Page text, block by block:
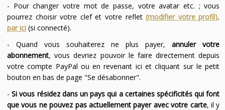
- Pour changer votre mot de passe, votre avatar etc. ; vous
pourrez choisir votre clef et votre reflet(modifier votre profil),
par ici(si connecté).
- Quand vous souhaiterez ne plus payer,annuler votre
abonnement, vous devriez pouvoir le faire directement depuis
votre compte PayPal ou en revenant ici et cliquant sur le petit
bouton en bas de page "Se désabonner".
-Si vous résidez dans un pays qui a certaines spécificités qui font
que vous ne pouvez pas actuellement payer avec votre carte, il y